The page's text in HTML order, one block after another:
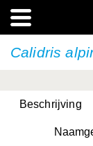
Calidris
Beschrijving